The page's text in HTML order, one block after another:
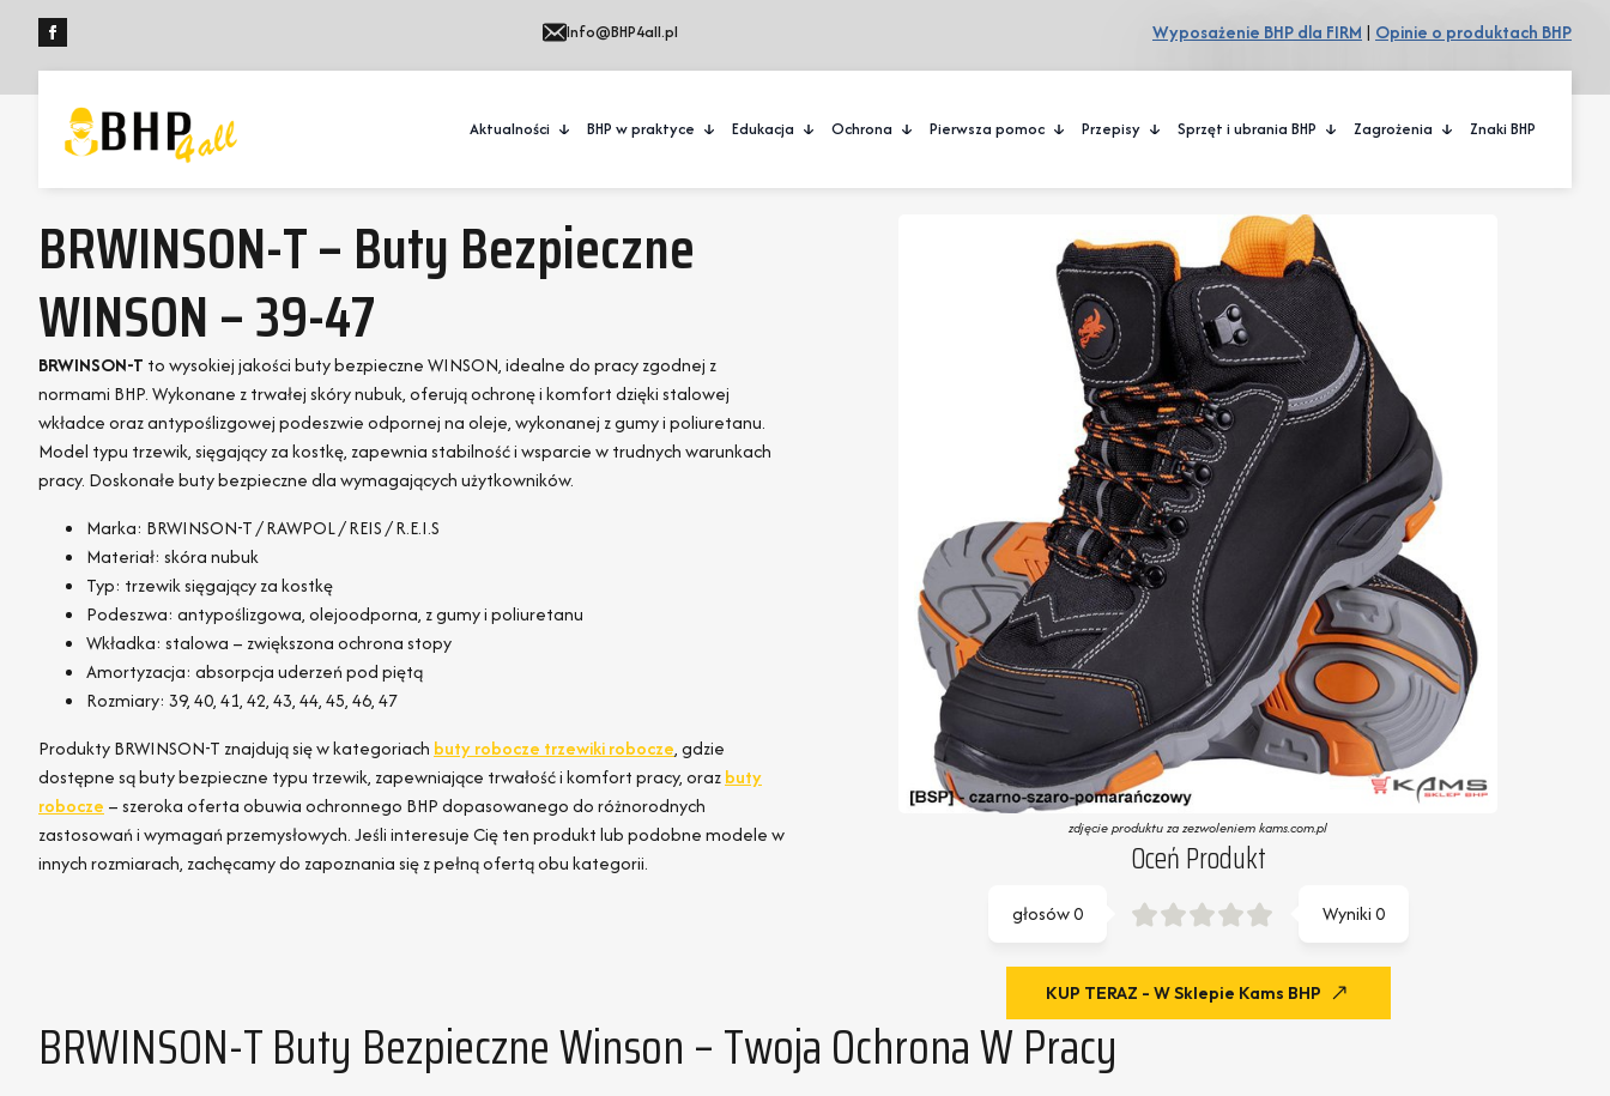
Info@BHP4all.pl Wyposażenie BHP dla FIRM | Opinie o produktach BHP
Aktualności BHP w praktyce Edukacja Ochrona Pierwsza pomoc Przepisy Sprzęt i ubrania BHP Zagrożenia Znaki BHP
BRWINSON-T – Buty Bezpieczne
WINSON – 39-47
BRWINSON-T to wysokiej jakości buty bezpieczne WINSON, idealne do pracy zgodnej z
normami BHP. Wykonane z trwałej skóry nubuk, oferują ochronę i komfort dzięki stalowej
wkładce oraz antypoślizgowej podeszwie odpornej na oleje, wykonanej z gumy i poliuretanu.
Model typu trzewik, sięgający za kostkę, zapewnia stabilność i wsparcie w trudnych warunkach
pracy. Doskonałe buty bezpieczne dla wymagających użytkowników.
Marka: BRWINSON-T / RAWPOL / REIS / R.E.I.S
Materiał: skóra nubuk
Typ: trzewik sięgający za kostkę
Podeszwa: antypoślizgowa, olejoodporna, z gumy i poliuretanu
Wkładka: stalowa – zwiększona ochrona stopy
Amortyzacja: absorpcja uderzeń pod piętą
Rozmiary: 39, 40, 41, 42, 43, 44, 45, 46, 47
Produkty BRWINSON-T znajdują się w kategoriach buty robocze trzewiki robocze, gdzie
dostępne są buty bezpieczne typu trzewik, zapewniające trwałość i komfort pracy, orazbuty
robocze – szeroka oferta obuwia ochronnego BHP dopasowanego do różnorodnych
zastosowań i wymagań przemysłowych. Jeśli interesuje Cię ten produkt lub podobne modele w
innych rozmiarach, zachęcamy do zapoznania się z pełną ofertą obu kategorii.
zdjęcie produktu za zezwoleniem kams.com.pl
Oceń Produkt
Wyniki0
głosów0
KUP TERAZ - W Sklepie Kams BHP
BRWINSON-T Buty Bezpieczne Winson – Twoja Ochrona W Pracy